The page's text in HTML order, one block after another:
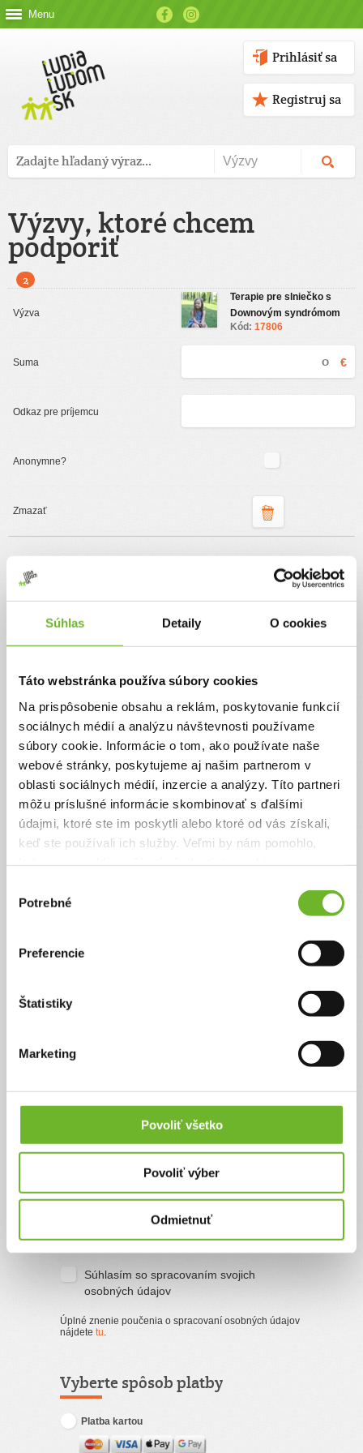
Súhlas Detaily O cookies
Táto webstránka používa súbory cookies
Na prispôsobenie obsahu a reklám, poskytovanie funkcií
sociálnych médií a analýzu návštevnosti používame
súbory cookie. Informácie o tom, ako používate naše
webové stránky, poskytujeme aj našim partnerom v
oblasti sociálnych médií, inzercie a analýzy. Títo partneri
môžu príslušné informácie skombinovať s ďalšími
údajmi, ktoré ste im poskytli alebo ktoré od vás získali,
keď ste používali ich služby. Veľmi by nám pomohlo,
súhlasu
Potrebné
Preferencie
Štatistiky
Marketing
Povoliť všetko
Povoliť výber
Odmietnuť
Menu
Prihlásiť sa
Registruj sa
Výzvy, ktoré chcem
podporiť
2
Terapie pre slniečko s
Downovým syndrómom
Kód: 17806
€
sprostredkovať dary v plnej výške a zároveň pomôžete
organizácie.
Suma Anonymne?
Zadajte svoje údaje
Meno
Súhlasím spodmienkami a pravidlami
Súhlasím so zasielaním newslettra
Súhlasím so spracovaním svojich
osobných údajov
Úplné znenie poučenia o spracovaní osobných údajov
nájdete tu.
Vyberte spôsob platby
Platba kartou